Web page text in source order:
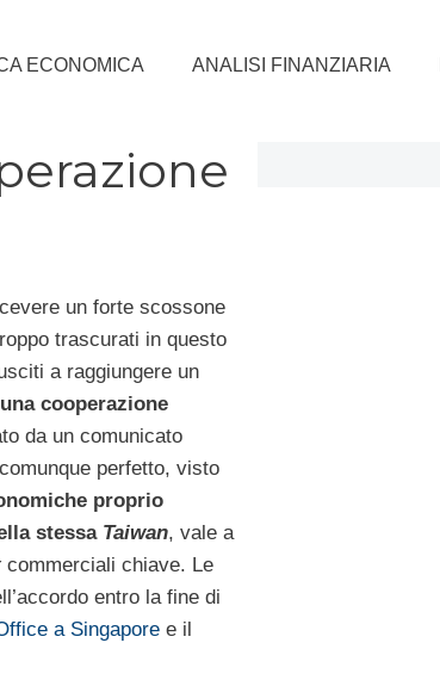
ECONOMICA ANALISI FINANZIARIA
un forte scossone
trascurati in questo
a raggiungere un
cooperazione
da un comunicato
perfetto, visto
proprio
stessa Taiwan, vale a
commerciali chiave. Le
entro la fine di
a Singapore e il